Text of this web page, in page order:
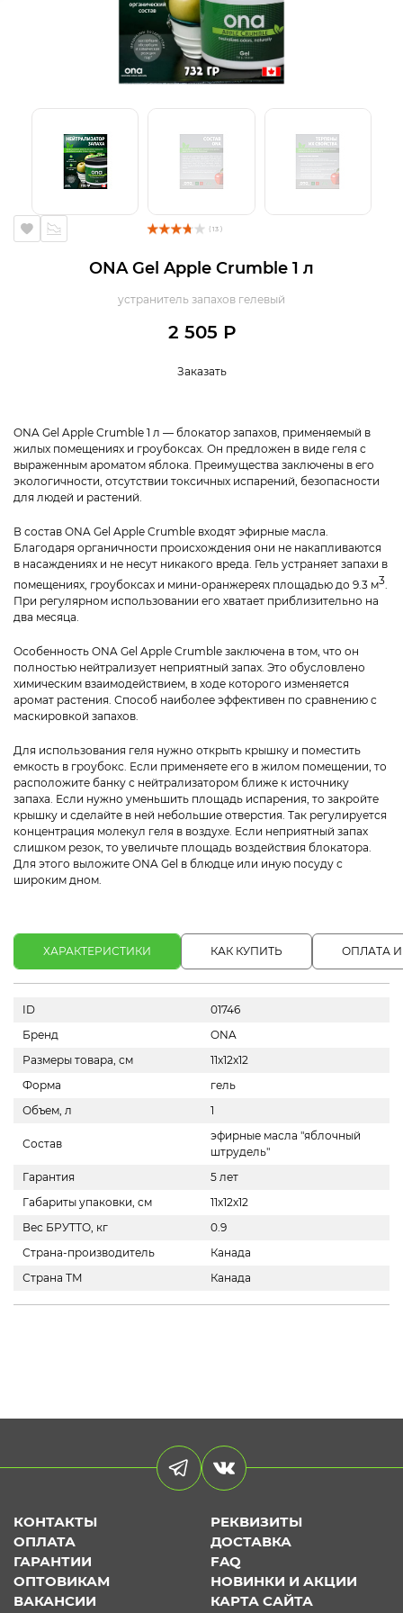
( 13 )
ONA Gel Apple Crumble 1 л
устранитель запахов гелевый
2 505 Р
Заказать
ONA Gel Apple Crumble 1 л — блокатор запахов, применяемый в
жилых помещениях и гроубоксах. Он предложен в виде геля с
выраженным ароматом яблока. Преимущества заключены в его
экологичности, отсутствии токсичных испарений, безопасности
для людей и растений.
В состав ONA Gel Apple Crumble входят эфирные масла.
Благодаря органичности происхождения они не накапливаются
в насаждениях и не несут никакого вреда. Гель устраняет запахи в
помещениях, гроубоксах и мини-оранжереях площадью до 9.3 м3.
При регулярном использовании его хватает приблизительно на
два месяца.
Особенность ONA Gel Apple Crumble заключена в том, что он
полностью нейтрализует неприятный запах. Это обусловлено
химическим взаимодействием, в ходе которого изменяется
аромат растения. Способ наиболее эффективен по сравнению с
маскировкой запахов.
Для использования геля нужно открыть крышку и поместить
емкость в гроубокс. Если применяете его в жилом помещении, то
расположите банку с нейтрализатором ближе к источнику
запаха. Если нужно уменьшить площадь испарения, то закройте
крышку и сделайте в ней небольшие отверстия. Так регулируется
концентрация молекул геля в воздухе. Если неприятный запах
слишком резок, то увеличьте площадь воздействия блокатора.
Для этого выложите ONA Gel в блюдце или иную посуду с
широким дном.
ХАРАКТЕРИСТИКИ КАК КУПИТЬ ОПЛАТА
ID
01746
Бренд
ONA
Размеры товара, см
11x12x12
Форма
гель
Объем, л
1
Состав
эфирные масла "яблочный
штрудель"
Гарантия
5 лет
Габариты упаковки, см
11х12х12
Вес БРУТТО, кг
0.9
Страна-производитель
Канада
Страна ТМ
Канада
КОНТАКТЫ
РЕКВИЗИТЫ
ОПЛАТА
ДОСТАВКА
ГАРАНТИИ
FAQ
ОПТОВИКАМ
НОВИНКИ И АКЦИИ
ВАКАНСИИ
КАРТА САЙТА